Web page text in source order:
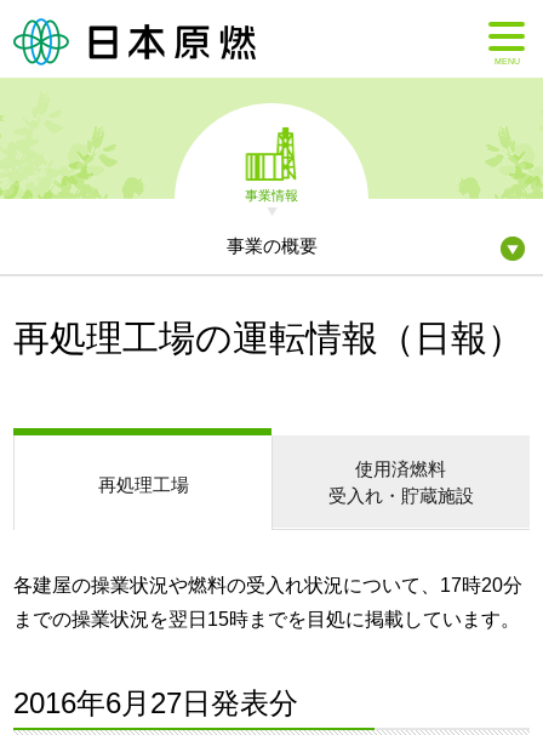
MENU
事業情報
事業の概要
再処理工場の運転情報（日報）
再処理工場
使用済燃料
受入れ・貯蔵施設
各建屋の操業状況や燃料の受入れ状況について、17時20分
までの操業状況を翌日15時までを目処に掲載しています。
2016年6月27日発表分